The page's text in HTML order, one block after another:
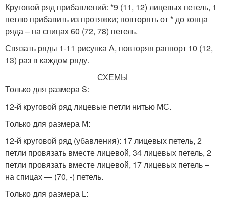
Круговой ряд прибавлений: *9 (11, 12) лицевых петель, 1
петлю прибавить из протяжки; повторять от * до конца
ряда – на спицах 60 (72, 78) петель.
Связать ряды 1-11 рисунка А, повторяя раппорт 10 (12,
13) раз в каждом ряду.
СХЕМЫ
Только для размера S:
12-й круговой ряд лицевые петли нитью МС.
Только для размера М:
12-й круговой ряд (убавления): 17 лицевых петель, 2
петли провязать вместе лицевой, 34 лицевых петель, 2
петли провязать вместе лицевой, 17 лицевых петель –
на спицах — (70, -) петель.
Только для размера L: